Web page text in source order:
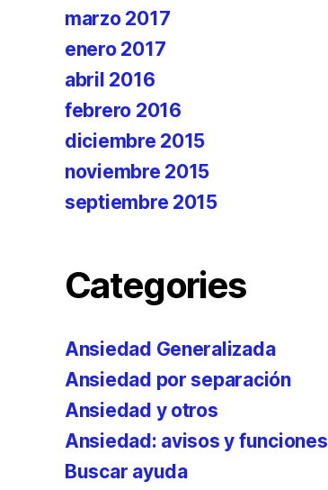
marzo 2017
enero 2017
abril 2016
febrero 2016
diciembre 2015
noviembre 2015
septiembre 2015
Categories
Ansiedad Generalizada
Ansiedad por separación
Ansiedad y otros
Ansiedad: avisos y funciones
Buscar ayuda